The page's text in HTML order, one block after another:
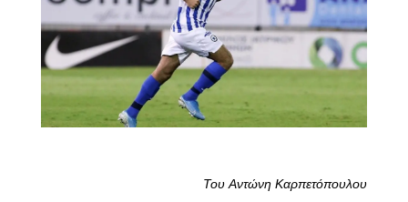
Του Αντώνη Καρπετόπουλου